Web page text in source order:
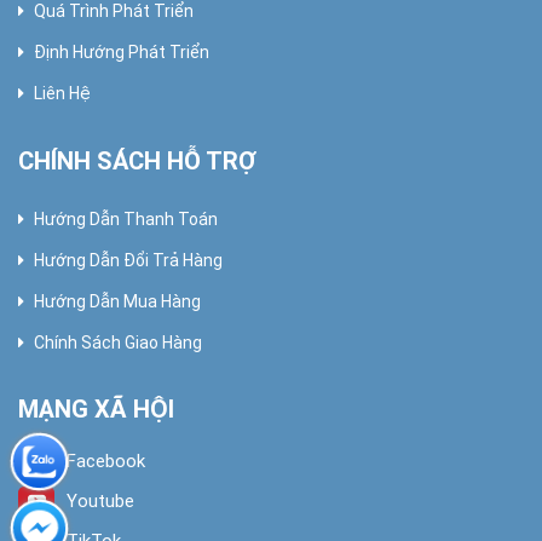
Quá Trình Phát Triển
Định Hướng Phát Triển
Liên Hệ
CHÍNH SÁCH HỖ TRỢ
Hướng Dẫn Thanh Toán
Hướng Dẫn Đổi Trả Hàng
Hướng Dẫn Mua Hàng
Chính Sách Giao Hàng
MẠNG XÃ HỘI
Facebook
Youtube